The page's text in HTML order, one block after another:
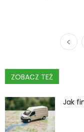
ZOBACZ TEŻ
Jak